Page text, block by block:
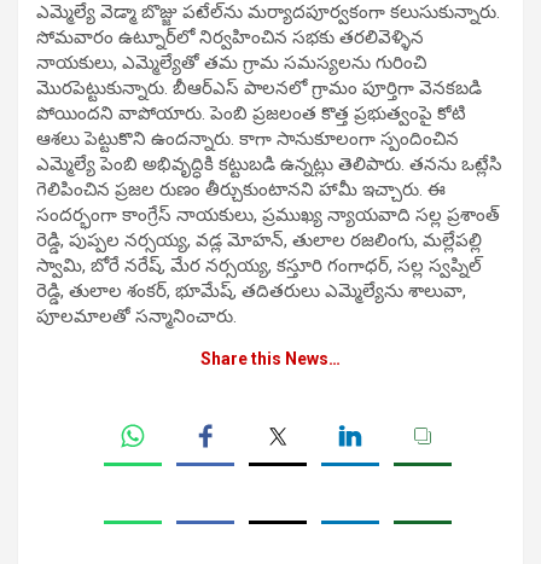
ఎమ్మెల్యే వెడ్మా బొజ్జు పటేల్‌ను మర్యాదపూర్వకంగా కలుసుకున్నారు.
సోమవారం ఉట్నూర్‌లో నిర్వహించిన సభకు తరలివెళ్ళిన
నాయకులు, ఎమ్మెల్యేతో తమ గ్రామ సమస్యలను గురించి
మొరపెట్టుకున్నారు. బీఆర్‌ఎస్‌ పాలనలో గ్రామం పూర్తిగా వెనకబడి
పోయిందని వాపోయారు. పెంబి ప్రజలంత కొత్త ప్రభుత్వంపై కోటి
ఆశలు పెట్టుకొని ఉందన్నారు. కాగా సానుకూలంగా స్పందించిన
ఎమ్మెల్యే పెంబి అభివృద్ధికి కట్టుబడి ఉన్నట్లు తెలిపారు. తనను ఒట్లేసి
గెలిపించిన ప్రజల రుణం తీర్చుకుంటానని హామీ ఇచ్చారు. ఈ
సందర్భంగా కాంగ్రేస్‌ నాయకులు, ప్రముఖ్య న్యాయవాది సల్ల ప్రశాంత్‌
రెడ్డి, పుప్పల నర్సయ్య, వడ్ల మోహన్, తులాల రజలింగు, మల్లేపల్లి
స్వామి, బోరే నరేష్, మేర నర్సయ్య, కస్తూరి గంగాధర్, సల్ల స్వప్నిల్‌
రెడ్డి, తులాల శంకర్, భూమేష్, తదితరులు ఎమ్మెల్యేను శాలువా,
పూలమాలతో సన్మానించారు.
Share this News…